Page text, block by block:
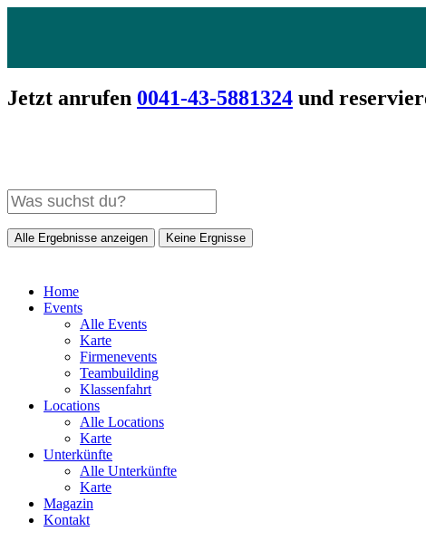
Jetzt anrufen 0041-43-5881324 und
Alle Ergebnisse anzeigen Keine Ergnisse
Home
Events
Alle Events
Karte
Firmenevents
Teambuilding
Klassenfahrt
Locations
Alle Locations
Karte
Unterkünfte
Alle Unterkünfte
Karte
Magazin
Kontakt